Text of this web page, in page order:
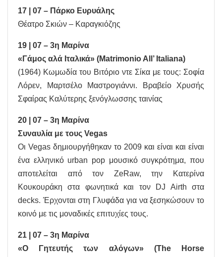
17 | 07 – Πάρκο Ευρυάλης
Θέατρο Σκιών – Καραγκιόζης
19 | 07 – 3η Μαρίνα
«Γάμος αλά Ιταλικά» (Matrimonio All’ Italiana)
(1964) Κωμωδία του Βιτόριο ντε Σίκα με τους: Σοφία
Λόρεν, Μαρτσέλο Μαστρογιάννι. Βραβείο Χρυσής
Σφαίρας Καλύτερης ξενόγλωσσης ταινίας
20 | 07 – 3η Μαρίνα
Συναυλία με τους Vegas
Οι Vegas δημιουργήθηκαν το 2009 και είναι και είναι
ένα ελληνικό urban pop μουσικό συγκρότημα, που
αποτελείται από τον ZeRaw, την Κατερίνα
Κουκουράκη στα φωνητικά και τον DJ Airth στα
decks. Έρχονται στη Γλυφάδα για να ξεσηκώσουν το
κοινό με τις μοναδικές επιτυχίες τους.
21 | 07 – 3η Μαρίνα
«Ο Γητευτής των αλόγων» (The Horse